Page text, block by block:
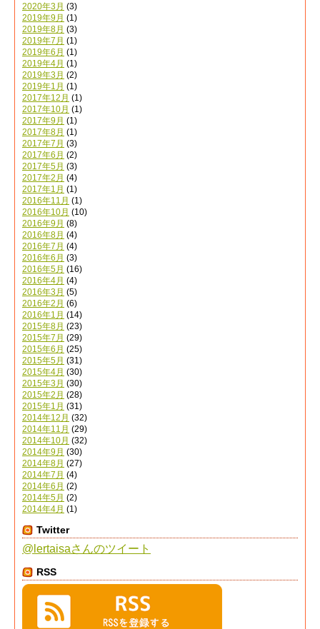
2020年3月 (3)
2019年9月 (1)
2019年8月 (3)
2019年7月 (1)
2019年6月 (1)
2019年4月 (1)
2019年3月 (2)
2019年1月 (1)
2017年12月 (1)
2017年10月 (1)
2017年9月 (1)
2017年8月 (1)
2017年7月 (3)
2017年6月 (2)
2017年5月 (3)
2017年2月 (4)
2017年1月 (1)
2016年11月 (1)
2016年10月 (10)
2016年9月 (8)
2016年8月 (4)
2016年7月 (4)
2016年6月 (3)
2016年5月 (16)
2016年4月 (4)
2016年3月 (5)
2016年2月 (6)
2016年1月 (14)
2015年8月 (23)
2015年7月 (29)
2015年6月 (25)
2015年5月 (31)
2015年4月 (30)
2015年3月 (30)
2015年2月 (28)
2015年1月 (31)
2014年12月 (32)
2014年11月 (29)
2014年10月 (32)
2014年9月 (30)
2014年8月 (27)
2014年7月 (4)
2014年6月 (2)
2014年5月 (2)
2014年4月 (1)
Twitter
@lertaisaさんのツイート
RSS